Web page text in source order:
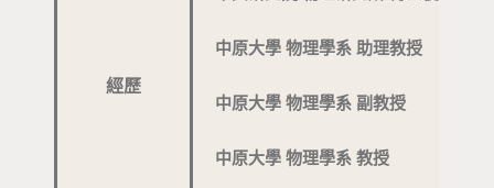
經歷
中原大學 物理學系 助理教授
中原大學 物理學系 副教授
中原大學 物理學系 教授